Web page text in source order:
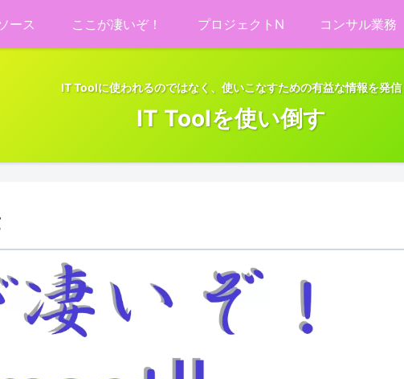
IT Toolに使われるのではなく、使いこなすための有益な情報を発信
IT Toolを使い倒す
ース ここが凄いぞ！ プロジェクトN コンサル業務